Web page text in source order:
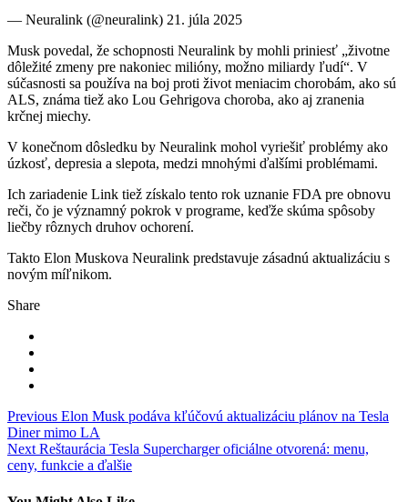
— Neuralink (@neuralink) 21. júla 2025
Musk povedal, že schopnosti Neuralink by mohli priniesť „životne
dôležité zmeny pre nakoniec milióny, možno miliardy ľudí“. V
súčasnosti sa používa na boj proti život meniacim chorobám, ako sú
ALS, známa tiež ako Lou Gehrigova choroba, ako aj zranenia
krčnej miechy.
V konečnom dôsledku by Neuralink mohol vyriešiť problémy ako
úzkosť, depresia a slepota, medzi mnohými ďalšími problémami.
Ich zariadenie Link tiež získalo tento rok uznanie FDA pre obnovu
reči, čo je významný pokrok v programe, keďže skúma spôsoby
liečby rôznych druhov ochorení.
Takto Elon Muskova Neuralink predstavuje zásadnú aktualizáciu s
novým míľnikom.
Share
Navigace
pro
příspěvek
Previous Elon Musk podáva kľúčovú aktualizáciu plánov na Tesla
Diner mimo LA
Next Reštaurácia Tesla Supercharger oficiálne otvorená: menu,
ceny, funkcie a ďalšie